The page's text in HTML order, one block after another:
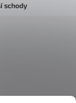
schody